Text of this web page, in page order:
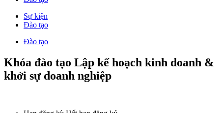
Sự kiện
Đào tạo
Đào tạo
Khóa đào tạo Lập kế hoạch kinh doanh &
khởi sự doanh nghiệp